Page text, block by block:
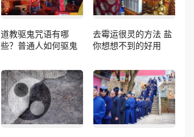
道教驱鬼咒语有哪
些？普通人如何驱鬼
去霉运很灵的方法 盐
你想想不到的好用